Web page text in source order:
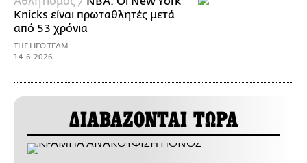
Knicks είναι πρωταθλητές μετά
από 53 χρόνια
THE LIFO TEAM
14.6.2026
ΔΙΑΒΑΖΟΝΤΑΙ ΤΩΡΑ